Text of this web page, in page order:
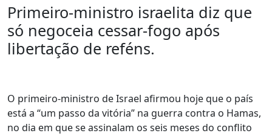
Primeiro-ministro israelita diz que
só negoceia cessar-fogo após
libertação de reféns.
O primeiro-ministro de Israel afirmou hoje que o país
está a “um passo da vitória” na guerra contra o Hamas,
no dia em que se assinalam os seis meses do conflito